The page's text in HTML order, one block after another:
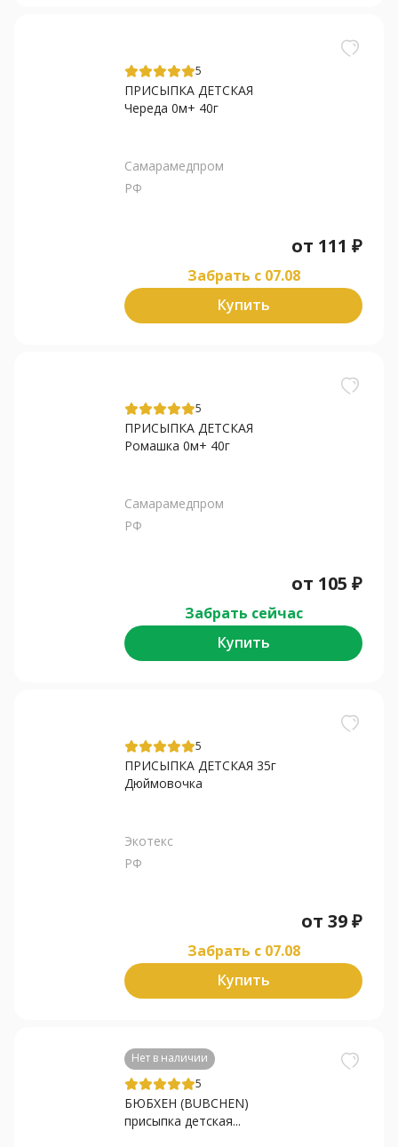
5
ПРИСЫПКА ДЕТСКАЯ
Череда 0м+ 40г
Самарамедпром
РФ
от 111 ₽
Забрать c 07.08
Купить
5
ПРИСЫПКА ДЕТСКАЯ
Ромашка 0м+ 40г
Самарамедпром
РФ
от 105 ₽
Забрать сейчас
Купить
5
ПРИСЫПКА ДЕТСКАЯ 35г
Дюймовочка
Экотекс
РФ
от 39₽
Забрать c 07.08
Купить
Нет в наличии
5
БЮБХЕН (BUBCHEN)
присыпка детская...